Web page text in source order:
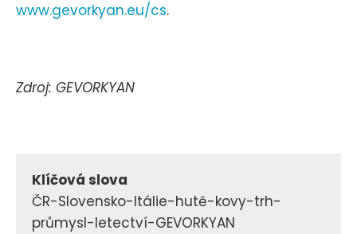
www.gevorkyan.eu/cs.
Zdroj: GEVORKYAN
Klíčová slova
ČR-Slovensko-Itálie-hutě-kovy-trh-
průmysl-letectví-GEVORKYAN